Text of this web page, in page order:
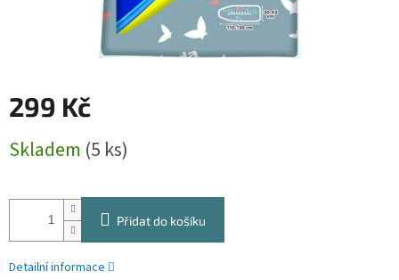
299 Kč
cena:
Skladem (5 ks)
Přidat do košíku
Detailní informace